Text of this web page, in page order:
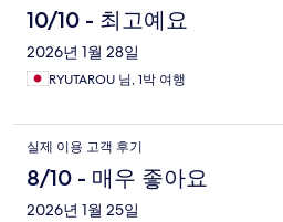
10/10 - 최고예요
2026년 1월 28일
RYUTAROU 님, 1박 여행
실제 이용 고객 후기
8/10 - 매우 좋아요
2026년 1월 25일